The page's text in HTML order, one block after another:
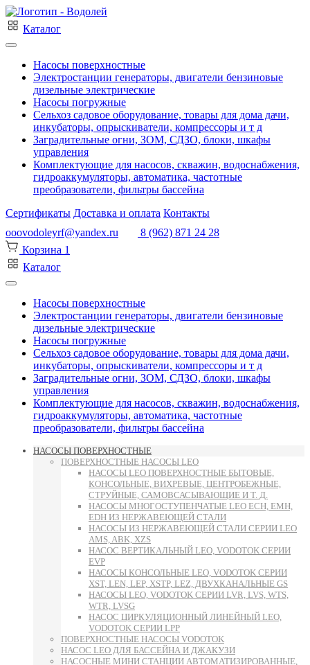
Каталог
Насосы поверхностные
Электростанции генераторы, двигатели бензиновые
дизельные электрические
Насосы погружные
Сельхоз садовое оборудование, товары для дома дачи,
инкубаторы, опрыскиватели, компрессоры и т д
Заградительные огни, ЗОМ, СДЗО, блоки, шкафы
управления
Комплектующие для насосов, скважин, водоснабжения,
гидроаккумуляторы, автоматика, частотные
преобразователи, фильтры бассейна
Сертификаты Доставка и оплата Контакты
ooovodoleyrf@yandex.ru
8 (962) 871 24 28
Корзина 1
Каталог
Насосы поверхностные
Электростанции генераторы, двигатели бензиновые
дизельные электрические
Насосы погружные
Сельхоз садовое оборудование, товары для дома дачи,
инкубаторы, опрыскиватели, компрессоры и т д
Заградительные огни, ЗОМ, СДЗО, блоки, шкафы
управления
Комплектующие для насосов, скважин, водоснабжения,
гидроаккумуляторы, автоматика, частотные
преобразователи, фильтры бассейна
НАСОСЫ ПОВЕРХНОСТНЫЕ
ПОВЕРХНОСТНЫЕ НАСОСЫ LEO
НАСОСЫ LEO ПОВЕРХНОСТНЫЕ БЫТОВЫЕ,
КОНСОЛЬНЫЕ, ВИХРЕВЫЕ, ЦЕНТРОБЕЖНЫЕ,
СТРУЙНЫЕ, САМОВСАСЫВАЮЩИЕ И Т. Д.
НАСОСЫ МНОГОСТУПЕНЧАТЫЕ LEO ECH, EMH,
EDH ИЗ НЕРЖАВЕЮЩЕЙ СТАЛИ
НАСОСЫ ИЗ НЕРЖАВЕЮЩЕЙ СТАЛИ СЕРИИ LEO
AMS, ABK, XZS
НАСОС ВЕРТИКАЛЬНЫЙ LEO, VODOTOK СЕРИИ
EVP
НАСОСЫ КОНСОЛЬНЫЕ LEO, VODOTOK СЕРИИ
XST, LEN, LEP, XSTP, LEZ, ДВУХКАНАЛЬНЫЕ GS
НАСОСЫ LEO, VODOTOK СЕРИИ LVR, LVS, WTS,
WTR, LVSG
НАСОС ЦИРКУЛЯЦИОННЫЙ ЛИНЕЙНЫЙ LEO,
VODOTOK СЕРИИ LPP
ПОВЕРХНОСТНЫЕ НАСОСЫ VODOTOK
НАСОС LEO ДЛЯ БАССЕЙНА И ДЖАКУЗИ
НАСОСНЫЕ МИНИ СТАНЦИИ АВТОМАТИЗИРОВАННЫЕ,